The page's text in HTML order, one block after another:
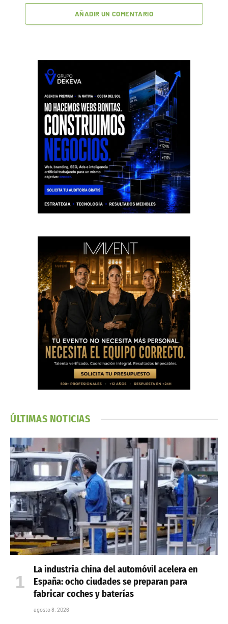
AÑADIR UN COMENTARIO
ÚLTIMAS NOTICIAS
La industria china del automóvil acelera en
España: ocho ciudades se preparan para
fabricar coches y baterías
agosto 8, 2026